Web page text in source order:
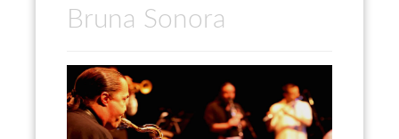
Bruna Sonora